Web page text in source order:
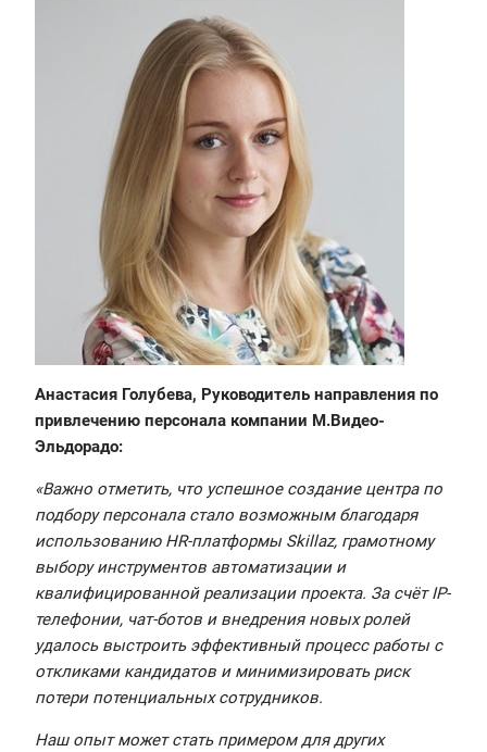
Анастасия Голубева, Руководитель направления по
привлечению персонала компании М.Видео-
Эльдорадо:
«Важно отметить, что успешное создание центра по
подбору персонала стало возможным благодаря
использованию HR-платформы Skillaz, грамотному
выбору инструментов автоматизации и
квалифицированной реализации проекта. За счёт IP-
телефонии, чат-ботов и внедрения новых ролей
удалось выстроить эффективный процесс работы с
откликами кандидатов и минимизировать риск
потери потенциальных сотрудников.
Наш опыт может стать примером для других